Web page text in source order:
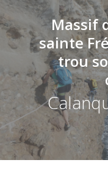
Massif
sainte
trou